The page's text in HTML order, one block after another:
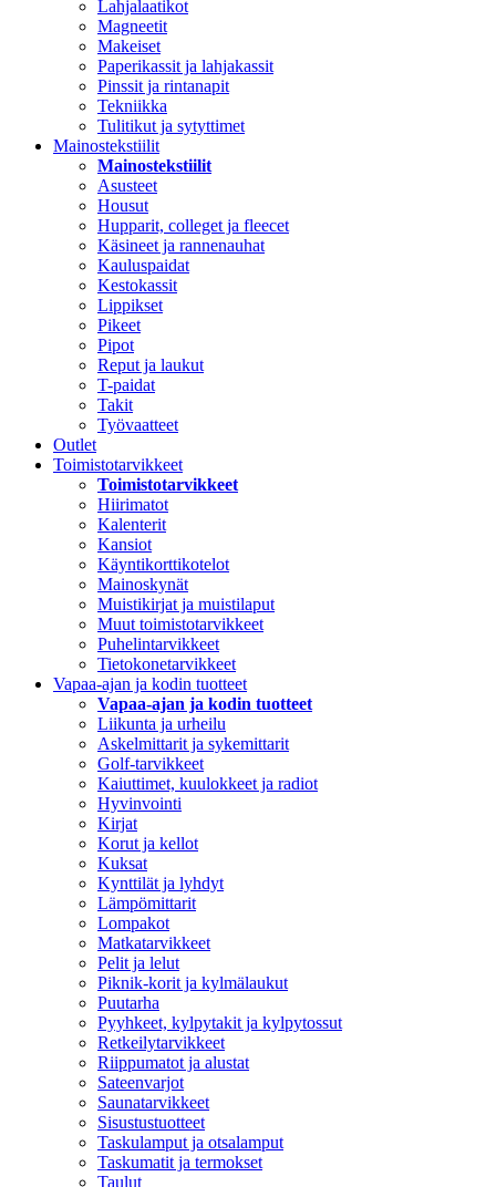
Lahjalaatikot
Magneetit
Makeiset
Paperikassit ja lahjakassit
Pinssit ja rintanapit
Tekniikka
Tulitikut ja sytyttimet
Mainostekstiilit
Mainostekstiilit
Asusteet
Housut
Hupparit, colleget ja fleecet
Käsineet ja rannenauhat
Kauluspaidat
Kestokassit
Lippikset
Pikeet
Pipot
Reput ja laukut
T-paidat
Takit
Työvaatteet
Outlet
Toimistotarvikkeet
Toimistotarvikkeet
Hiirimatot
Kalenterit
Kansiot
Käyntikorttikotelot
Mainoskynät
Muistikirjat ja muistilaput
Muut toimistotarvikkeet
Puhelintarvikkeet
Tietokonetarvikkeet
Vapaa-ajan ja kodin tuotteet
Vapaa-ajan ja kodin tuotteet
Liikunta ja urheilu
Askelmittarit ja sykemittarit
Golf-tarvikkeet
Kaiuttimet, kuulokkeet ja radiot
Hyvinvointi
Kirjat
Korut ja kellot
Kuksat
Kynttilät ja lyhdyt
Lämpömittarit
Lompakot
Matkatarvikkeet
Pelit ja lelut
Piknik-korit ja kylmälaukut
Puutarha
Pyyhkeet, kylpytakit ja kylpytossut
Retkeilytarvikkeet
Riippumatot ja alustat
Sateenvarjot
Saunatarvikkeet
Sisustustuotteet
Taskulamput ja otsalamput
Taskumatit ja termokset
Taulut